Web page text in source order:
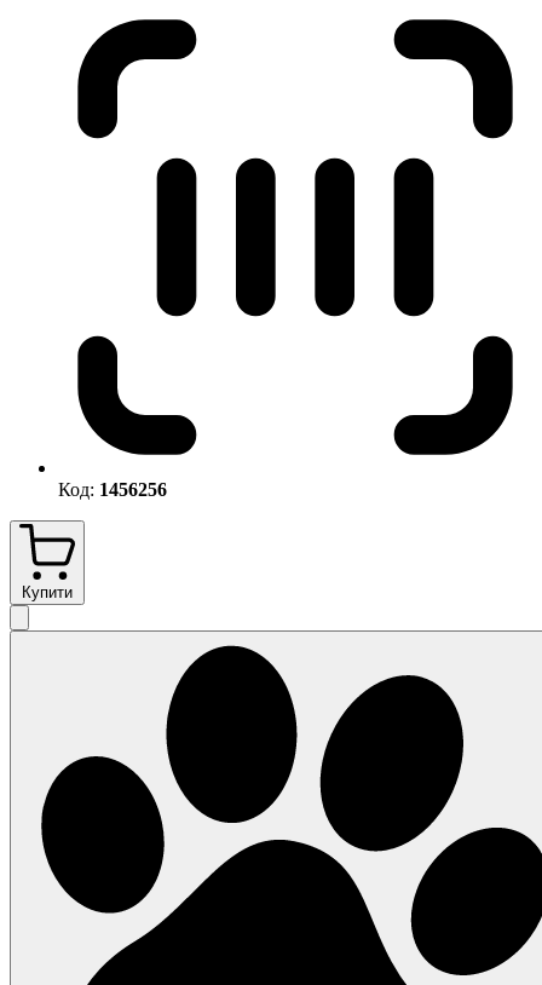
Код: 1456256
Купити